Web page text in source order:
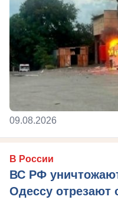
09.08.2026
В России
ВС РФ
Одессу отрезают